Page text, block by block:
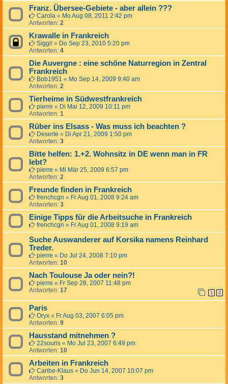
Franz. Übersee-Gebiete - aber allein ???
Carola « Mo Aug 08, 2011 2:42 pm
Antworten: 2
Krawalle in Frankreich
Siggi! « Do Sep 23, 2010 5:20 pm
Antworten: 4
Die Auvergne : eine schöne Naturregion in Zentral
Frankreich
Bob1951 « Mo Sep 14, 2009 9:40 am
Antworten: 2
Tierheime in Südwestfrankreich
pierre « Di Mai 12, 2009 10:11 pm
Antworten: 1
Rüber ins Elsass - Was muss ich beachten ?
Deserte « Di Apr 21, 2009 1:50 pm
Antworten: 3
Bitte helfen: 1.+2. Wohnsitz in DE wenn man in FR
lebt?
pierre « Mi Mär 25, 2009 6:57 pm
Antworten: 2
Freunde finden in Frankreich
frenchcgn « Fr Aug 01, 2008 9:24 am
Antworten: 3
Einige Tipps für die Arbeitsuche in Frankreich
frenchcgn « Fr Aug 01, 2008 9:19 am
Suche Auswanderer auf Korsika namens Reinhard
Treder.
pierre « Do Jul 24, 2008 7:10 pm
Antworten: 10
Nach Toulouse Ja oder nein?!
pierre « Fr Sep 28, 2007 11:48 pm
Antworten: 17 1 2
Paris
Oryx « Fr Aug 03, 2007 6:05 pm
Antworten: 9
Hausstand mitnehmen ?
22souris « Mo Jul 23, 2007 6:49 pm
Antworten: 10
Arbeiten in Frankreich
Caribe-Klaus « Do Jun 14, 2007 10:07 pm
Antworten: 3